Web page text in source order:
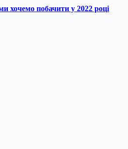
хочемо побачити у 2022 році